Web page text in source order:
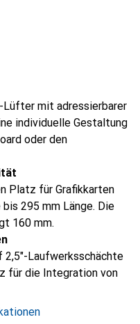
mit adressierbarer
individuelle Gestaltung
oder den
Platz für Grafikkarten
295 mm Länge. Die
160 mm.
2,5"-Laufwerksschächte
für die Integration von